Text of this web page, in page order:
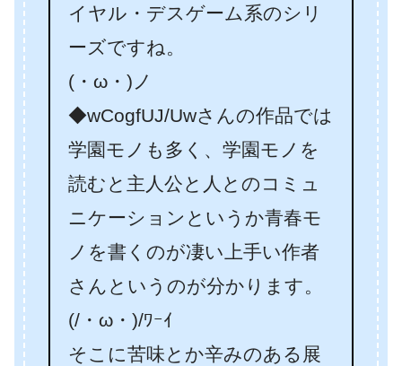
イヤル・デスゲーム系のシリ
ーズですね。
(・ω・)ノ
◆wCogfUJ/Uwさんの作品では
学園モノも多く、学園モノを
読むと主人公と人とのコミュ
ニケーションというか青春モ
ノを書くのが凄い上手い作者
さんというのが分かります。
(/・ω・)/ﾜｰｲ
そこに苦味とか辛みのある展